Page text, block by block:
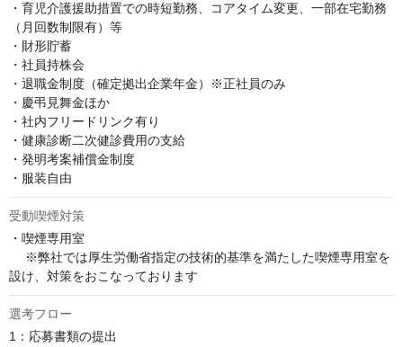
・育児介護援助措置での時短勤務、コアタイム変更、一部在宅勤務
（月回数制限有）等
・財形貯蓄
・社員持株会
・退職金制度（確定拠出企業年金）※正社員のみ
・慶弔見舞金ほか
・社内フリードリンク有り
・健康診断二次健診費用の支給
・発明考案補償金制度
・服装自由
受動喫煙対策
・喫煙専用室
設け、対策をおこなっております
選考フロー
1：応募書類の提出